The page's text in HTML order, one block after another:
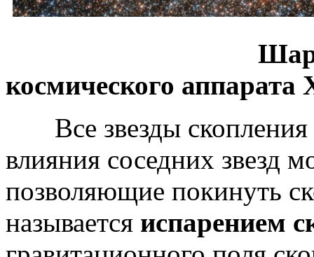
Шаровое
космического аппарата
Все звезды скопления
влияния соседних звезд
позволяющие покинуть
называется испарением